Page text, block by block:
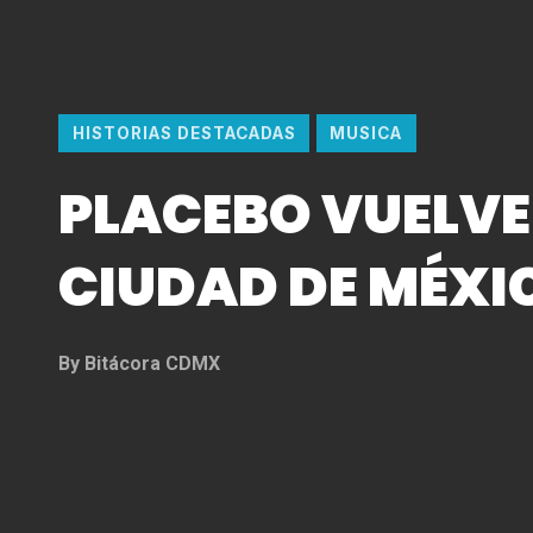
HISTORIAS DESTACADAS MUSICA
PLACEBO
CIUDAD DE
By Bitácora CDMX